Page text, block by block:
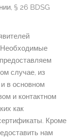
§ 26 BDSG
Необходимые
случае, из
в основном
и контактном
как
Кроме
нам